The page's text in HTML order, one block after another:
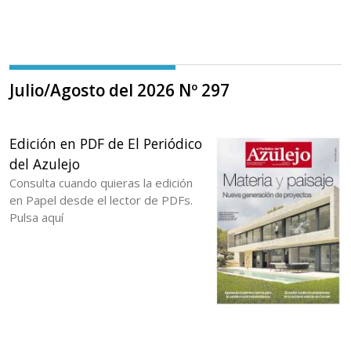
Julio/Agosto del 2026 Nº 297
Edición en PDF de El Periódico
del Azulejo
Consulta cuando quieras la edición
en Papel desde el lector de PDFs.
Pulsa aquí